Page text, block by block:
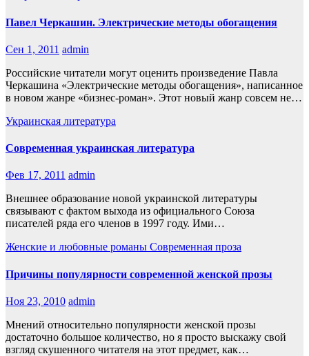
Павел Черкашин. Электрические методы обогащения
Сен 1, 2011 admin
Российские читатели могут оценить произведение Павла
Черкашина «Электрические методы обогащения», написанное
в новом жанре «бизнес-роман». Этот новый жанр совсем не…
Украинская литература
Современная украинская литература
Фев 17, 2011 admin
Внешнее образование новой украинской литературы
связывают с фактом выхода из официального Союза
писателей ряда его членов в 1997 году. Ими…
Женские и любовные романы Современная проза
Причины популярности современной женской прозы
Ноя 23, 2010 admin
Мнений относительно популярности женской прозы
достаточно большое количество, но я просто выскажу свой
взгляд скушенного читателя на этот предмет, как…